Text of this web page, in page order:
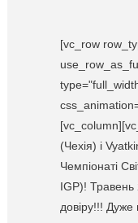
[vc_row
(Чехія) і
Чемпіонаті
IGP)!
довіру!!!